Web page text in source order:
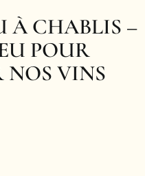
À CHABLIS –
POUR
VINS